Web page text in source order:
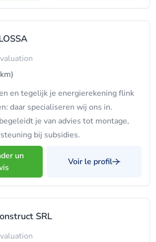
en tegelijk je energierekening flink
daar specialiseren wij ons in.
je van advies tot montage,
bij subsidies.
un
Voir le profil
SRL